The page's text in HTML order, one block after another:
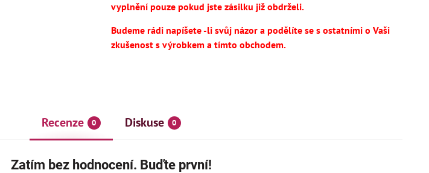
vyplnění pouze pokud jste zásilku již obdrželi.
Budeme rádi napíšete -li svůj názor a podělíte se s ostatními o Vaši
zkušenost s výrobkem a tímto obchodem.
Recenze 0 Diskuse 0
Zatím bez hodnocení. Buďte první!